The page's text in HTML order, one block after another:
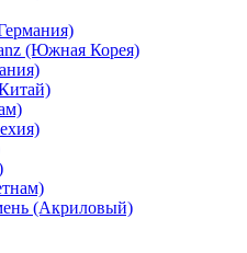
(Южная Корея)
(Акриловый)